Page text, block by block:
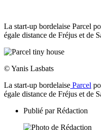
La start-up bordelaise Parcel
égale distance de Fréjus et de
© Yanis Lasbats
La start-up bordelaise Parcel
égale distance de Fréjus et de
Publié parRédaction